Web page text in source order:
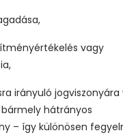
vagy
irányuló jogviszonyára
hátrányos
– így különösen